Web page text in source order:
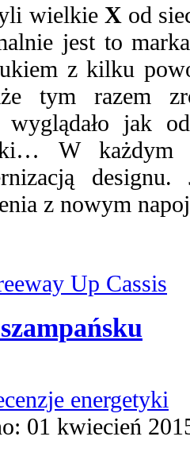
wielkie X od
jest to
z kilku
tym razem
jak
W każdym
z nowym
Up Cassis
energetyki
01 kwiecień